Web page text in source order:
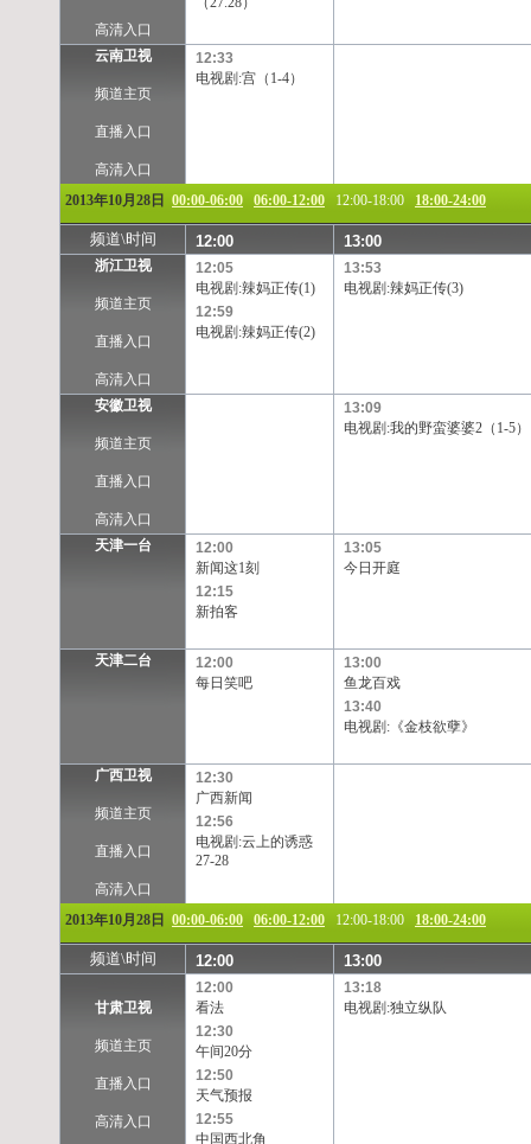
高清入口
云南卫视
频道主页
直播入口
高清入口
12:33
电视剧:宫（1-4）
2013年10月28日 00:00-06:00 06:00-12:00 12:00-18:00 18:00-24:00
频道\时间 12:00 13:00
浙江卫视
频道主页
直播入口
高清入口
12:05
电视剧:辣妈正传(1)
12:59
电视剧:辣妈正传(2)
13:53
电视剧:辣妈正传(3)
安徽卫视
频道主页
直播入口
高清入口
13:09
电视剧:我的野蛮婆婆2（1-5）
天津一台
12:00
新闻这1刻
12:15
新拍客
13:05
今日开庭
天津二台
12:00
每日笑吧
13:00
鱼龙百戏
13:40
电视剧:《金枝欲孽》
广西卫视
频道主页
直播入口
高清入口
12:30
广西新闻
12:56
电视剧:云上的诱惑
27-28
2013年10月28日 00:00-06:00 06:00-12:00 12:00-18:00 18:00-24:00
频道\时间 12:00 13:00
甘肃卫视
频道主页
直播入口
高清入口
12:00
看法
12:30
午间20分
12:50
天气预报
12:55
中国西北角
13:18
电视剧:独立纵队